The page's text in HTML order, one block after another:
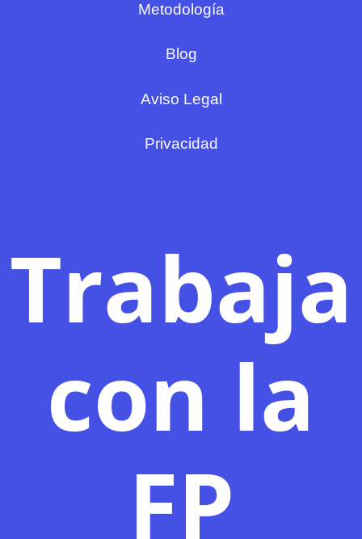
Metodología
Blog
Aviso Legal
Privacidad
Trabaja
con la
FP